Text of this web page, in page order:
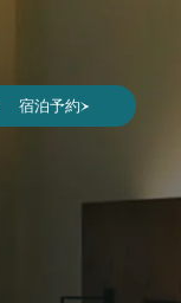
宿泊予約